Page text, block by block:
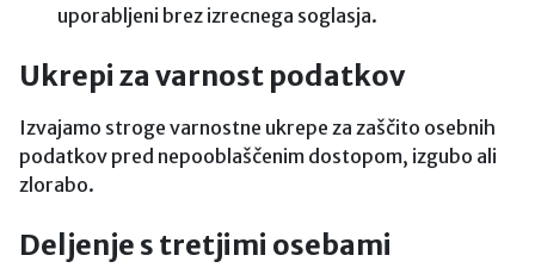
uporabljeni brez izrecnega soglasja.
Ukrepi za varnost podatkov
Izvajamo stroge varnostne ukrepe za zaščito osebnih
podatkov pred nepooblaščenim dostopom, izgubo ali
zlorabo.
Deljenje s tretjimi osebami